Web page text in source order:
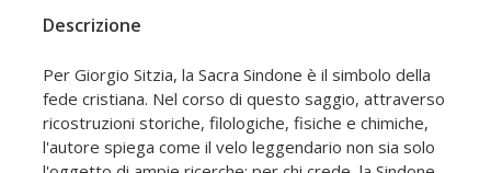
Descrizione
Per Giorgio Sitzia, la Sacra Sindone è il simbolo della
fede cristiana. Nel corso di questo saggio, attraverso
ricostruzioni storiche, filologiche, fisiche e chimiche,
l'autore spiega come il velo leggendario non sia solo